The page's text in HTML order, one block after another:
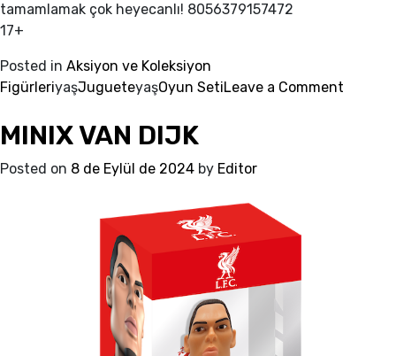
tamamlamak çok heyecanlı! 8056379157472
17+
Posted in Aksiyon ve Koleksiyon
FigürleriyaşJugueteyaşOyun SetiLeave a Comment
MINIX VAN DIJK
Posted on 8 de Eylül de 2024 by Editor